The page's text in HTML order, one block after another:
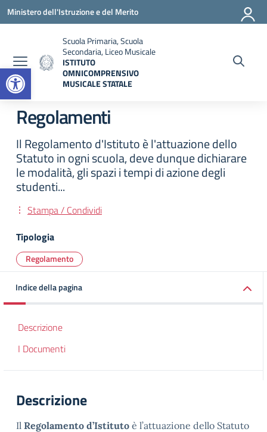
Open toolbar
Vai ai contenuti
Vai al menu di navigazione
Vai al footer
Ministero dell'Istruzione e del Merito
Scuola Primaria, Scuola
Secondaria, Liceo Musicale
ISTITUTO
OMNICOMPRENSIVO
MUSICALE STATALE
Regolamenti
Il Regolamento d'Istituto è l'attuazione dello
Statuto in ogni scuola, deve dunque dichiarare
le modalità, gli spazi i tempi di azione degli
studenti...
Stampa / Condividi
Tipologia
Regolamento
Indice della pagina
Descrizione
I Documenti
Descrizione
Il Regolamento d’Istituto è l’attuazione dello Statuto